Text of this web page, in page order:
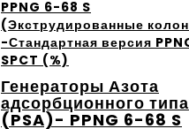
Генераторы Азота
адсорбционного типа
(PSA)- PPNG 6-68 S